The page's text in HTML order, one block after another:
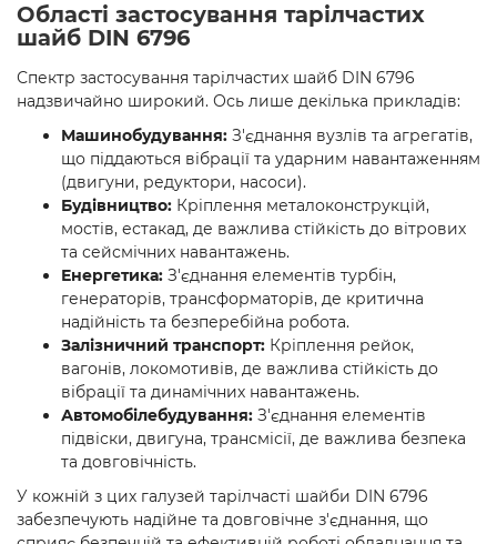
Області застосування тарілчастих
шайб DIN 6796
Спектр застосування тарілчастих шайб DIN 6796
надзвичайно широкий. Ось лише декілька прикладів:
Машинобудування: З'єднання вузлів та агрегатів,
що піддаються вібрації та ударним навантаженням
(двигуни, редуктори, насоси).
Будівництво: Кріплення металоконструкцій,
мостів, естакад, де важлива стійкість до вітрових
та сейсмічних навантажень.
Енергетика: З'єднання елементів турбін,
генераторів, трансформаторів, де критична
надійність та безперебійна робота.
Залізничний транспорт: Кріплення рейок,
вагонів, локомотивів, де важлива стійкість до
вібрації та динамічних навантажень.
Автомобілебудування: З'єднання елементів
підвіски, двигуна, трансмісії, де важлива безпека
та довговічність.
У кожній з цих галузей тарілчасті шайби DIN 6796
забезпечують надійне та довговічне з'єднання, що